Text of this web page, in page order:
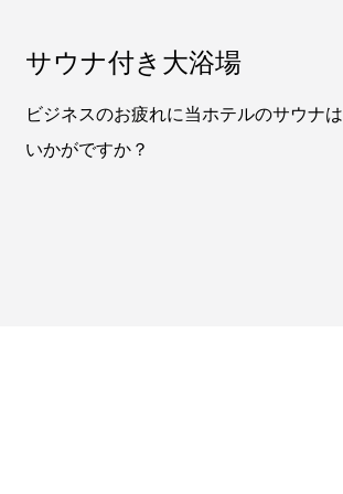
サウナ付き大浴場
ビジネスのお疲れに当ホテルのサウナは
いかがですか？